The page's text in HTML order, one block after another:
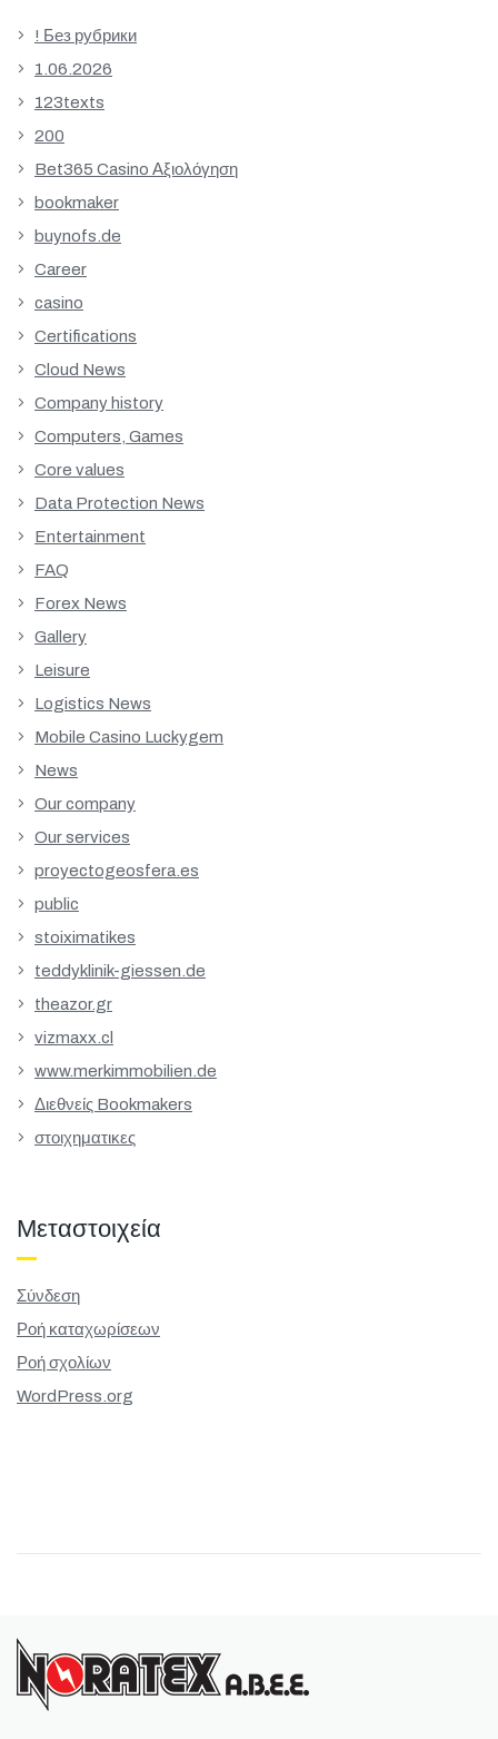
! Без рубрики
1.06.2026
123texts
200
Bet365 Casino Αξιολόγηση
bookmaker
buynofs.de
Career
casino
Certifications
Cloud News
Company history
Computers, Games
Core values
Data Protection News
Entertainment
FAQ
Forex News
Gallery
Leisure
Logistics News
Mobile Casino Luckygem
News
Our company
Our services
proyectogeosfera.es
public
stoiximatikes
teddyklinik-giessen.de
theazor.gr
vizmaxx.cl
www.merkimmobilien.de
Διεθνείς Bookmakers
στοιχηματικες
Μεταστοιχεία
Σύνδεση
Ροή καταχωρίσεων
Ροή σχολίων
WordPress.org